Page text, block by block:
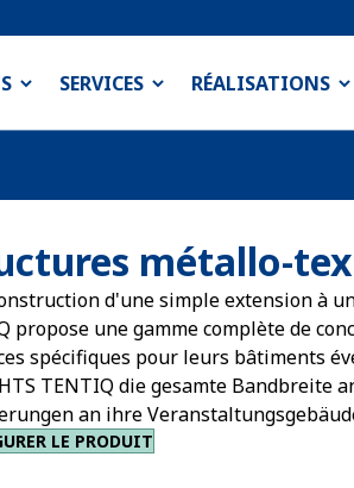
SERVICES RÉALISATIONS
métallo-
d'une simple extension à
propose une gamme complète de
spécifiques pour leurs bâtiments
TENTIQ die gesamte Bandbreite
an ihre
LE PRODUIT